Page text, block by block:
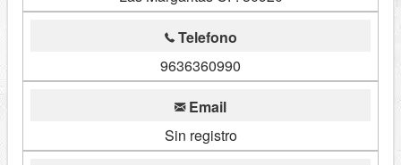
Telefono
9636360990
Email
Sin registro